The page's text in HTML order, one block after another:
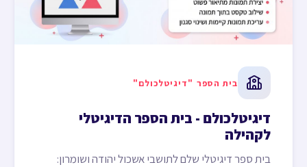
בית הספר "דיגיטלכולם"
דיגיטלכולם - בית הספר הדיגיטלי
לקהילה
בית ספר דיגיטלי שלם לתושבי אשכול יהודה ושומרון: